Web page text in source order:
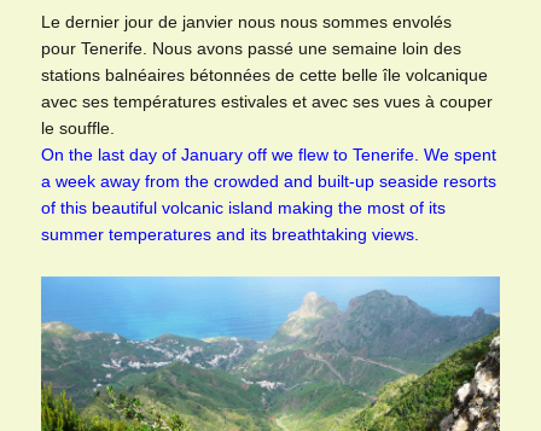
Le dernier jour de janvier nous nous sommes envolés
pour Tenerife. Nous avons passé une semaine loin des
stations balnéaires bétonnées de cette belle île volcanique
avec ses températures estivales et avec ses vues à couper
le souffle.
On the last day of January off we flew to Tenerife. We spent
a week away from the crowded and built-up seaside resorts
of this beautiful volcanic island making the most of its
summer temperatures and its breathtaking views.